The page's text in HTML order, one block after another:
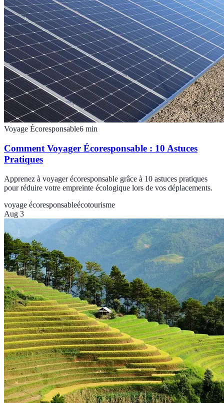
Voyage Écoresponsable6 min
Comment Voyager Écoresponsable : 10 Astuces
Pratiques
Apprenez à voyager écoresponsable grâce à 10 astuces pratiques
pour réduire votre empreinte écologique lors de vos déplacements.
voyage écoresponsableécotourisme
Aug 3